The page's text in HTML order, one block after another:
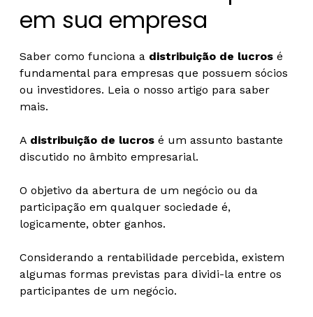
em sua empresa
Saber como funciona a distribuição de lucros é
fundamental para empresas que possuem sócios
ou investidores. Leia o nosso artigo para saber
mais.
A distribuição de lucros é um assunto bastante
discutido no âmbito empresarial.
O objetivo da abertura de um negócio ou da
participação em qualquer sociedade é,
logicamente, obter ganhos.
Considerando a rentabilidade percebida, existem
algumas formas previstas para dividi-la entre os
participantes de um negócio.